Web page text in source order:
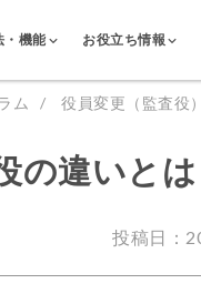
・機能 お役立ち情報
ム 役員変更（監査役
の違いとは
投稿日：